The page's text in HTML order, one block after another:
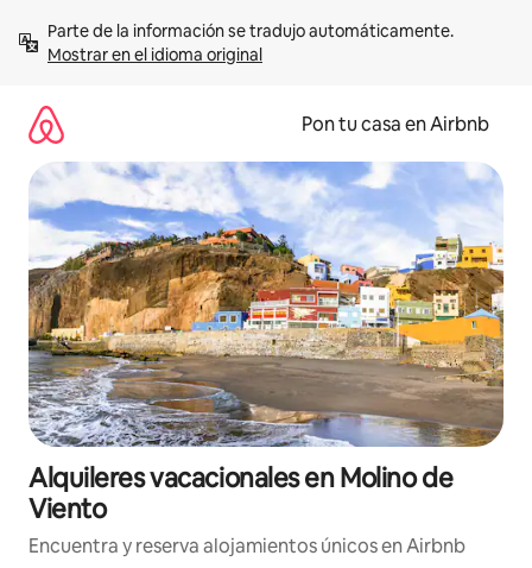
contenidoMostrar en el idioma original
Pon tu casa en Airbnb
Alquileres vacacionales en Molino de
Viento
Encuentra y reserva alojamientos únicos en Airbnb